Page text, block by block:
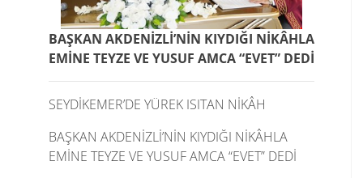
BAŞKAN AKDENİZLİ’NİN KIYDIĞI NİKÂHLA
EMİNE TEYZE VE YUSUF AMCA “EVET” DEDİ
SEYDİKEMER’DE YÜREK ISITAN NİKÂH
BAŞKAN AKDENİZLİ’NİN KIYDIĞI NİKÂHLA
EMİNE TEYZE VE YUSUF AMCA “EVET” DEDİ